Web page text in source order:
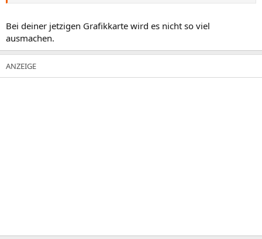
Bei deiner jetzigen Grafikkarte wird es nicht so viel
ausmachen.